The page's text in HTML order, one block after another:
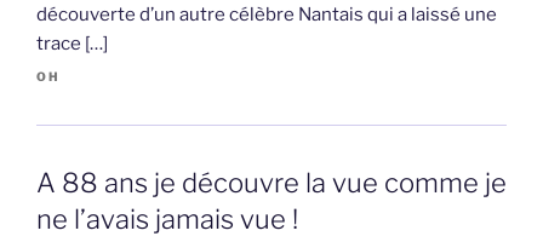
découverte d’un autre célèbre Nantais qui a laissé une
trace […]
OH
A 88 ans je découvre la vue comme je
ne l’avais jamais vue !